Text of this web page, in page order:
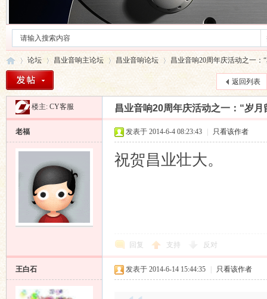
»
论坛
›
昌业音响主论坛 昌业音响论坛
›
昌业音响20周年庆活动之一
返回列表
楼主: CY客服 昌业音响20周年庆活动之一：“岁
老福 发表于 2014-6-4 08:23:43 只看该作者
祝贺昌业壮大。
回复 支持 反对
王白石 发表于 2014-6-14 15:44:35 只看该作者